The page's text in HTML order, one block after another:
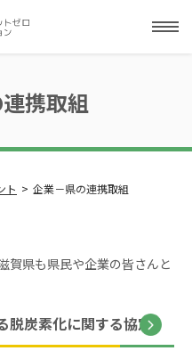
携取組
ト 企業－県の連携取組
賀県も県民や企業の皆さんと
脱炭素化に関する協定